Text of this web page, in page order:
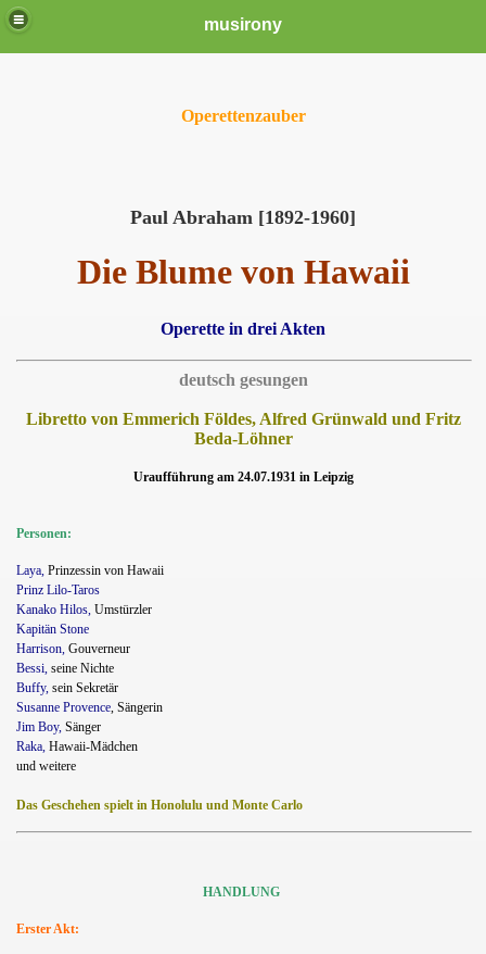
musirony
Operettenzauber
Paul Abraham [1892-1960]
Die Blume von Hawaii
Operette in drei Akten
deutsch gesungen
Libretto von Emmerich Földes, Alfred Grünwald und Fritz
Beda-Löhner
Uraufführung am 24.07.1931 in Leipzig
Personen:
Laya, Prinzessin von Hawaii
Prinz Lilo-Taros
Kanako Hilos, Umstürzler
Kapitän Stone
Harrison, Gouverneur
Bessi, seine Nichte
Buffy, sein Sekretär
Susanne Provence, Sängerin
Jim Boy, Sänger
Raka, Hawaii-Mädchen
und weitere
Das Geschehen spielt in Honolulu und Monte Carlo
HANDLUNG
Erster Akt: